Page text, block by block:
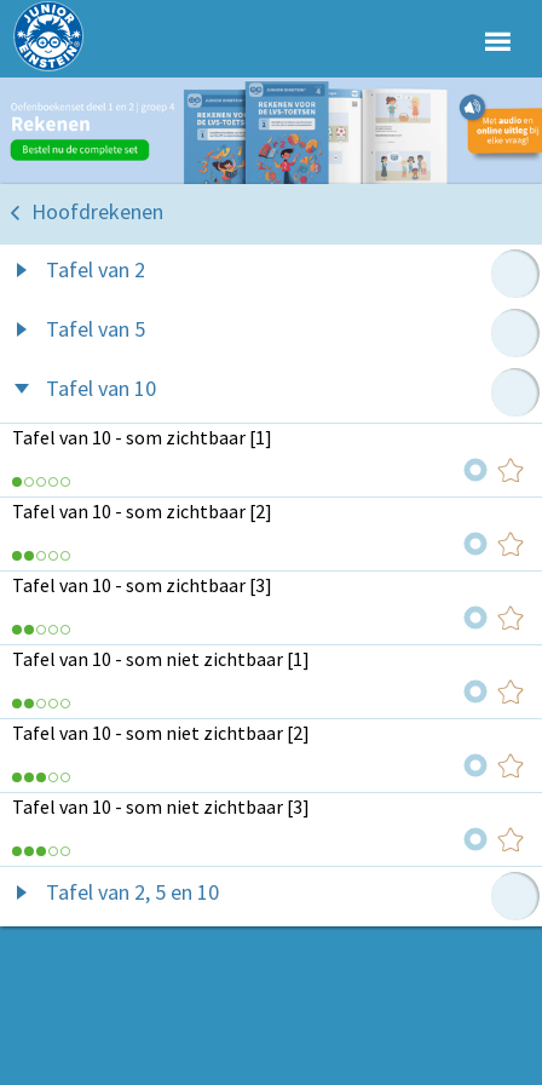
Hoofdrekenen
Tafel van 2
Tafel van 5
Tafel van 10
Tafel van 10 - som zichtbaar [1]
Tafel van 10 - som zichtbaar [2]
Tafel van 10 - som zichtbaar [3]
Tafel van 10 - som niet zichtbaar [1]
Tafel van 10 - som niet zichtbaar [2]
Tafel van 10 - som niet zichtbaar [3]
Tafel van 2, 5 en 10